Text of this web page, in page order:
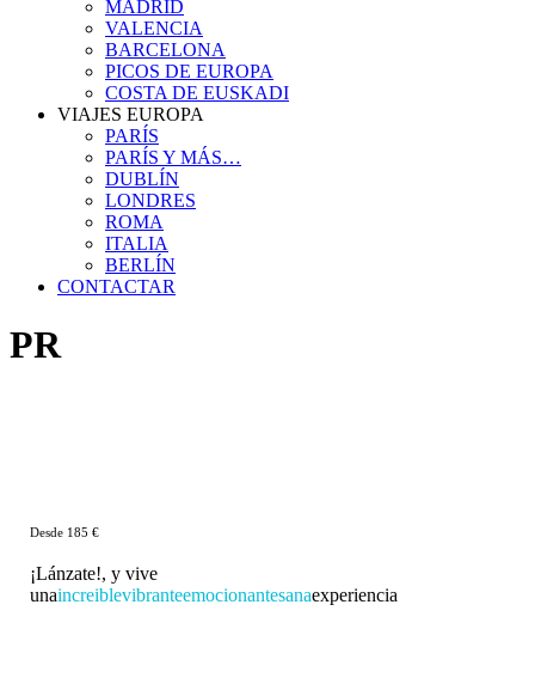
MADRID
VALENCIA
BARCELONA
PICOS DE EUROPA
COSTA DE EUSKADI
VIAJES EUROPA
PARÍS
PARÍS Y MÁS…
DUBLÍN
LONDRES
ROMA
ITALIA
BERLÍN
CONTACTAR
PR
Desde 185 €
¡Lánzate!, y vive
unaincreiblevibranteemocionantesanaexperiencia